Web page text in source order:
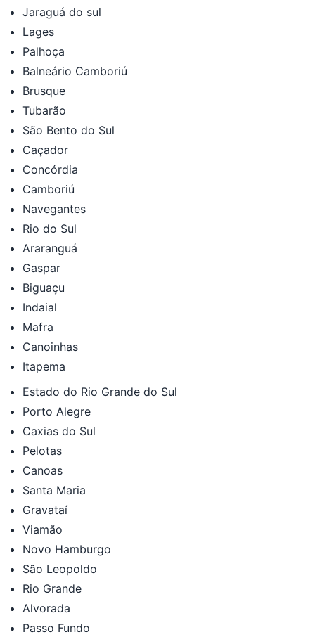
Jaraguá do sul
Lages
Palhoça
Balneário Camboriú
Brusque
Tubarão
São Bento do Sul
Caçador
Concórdia
Camboriú
Navegantes
Rio do Sul
Araranguá
Gaspar
Biguaçu
Indaial
Mafra
Canoinhas
Itapema
Estado do Rio Grande do Sul
Porto Alegre
Caxias do Sul
Pelotas
Canoas
Santa Maria
Gravataí
Viamão
Novo Hamburgo
São Leopoldo
Rio Grande
Alvorada
Passo Fundo